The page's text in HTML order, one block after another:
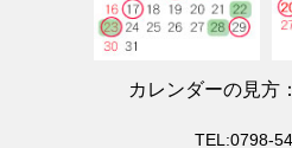
カレンダーの見方：
TEL:0798-